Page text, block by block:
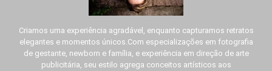
Criamos uma experiência agradável, enquanto capturamos retratos
elegantes e momentos únicos.Com especializações em fotografia
de gestante, newborn e família, e experiência em direção de arte
publicitária, seu estilo agrega conceitos artísticos aos